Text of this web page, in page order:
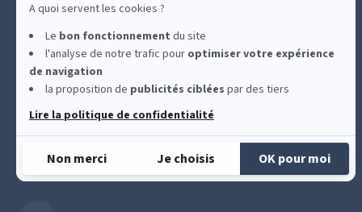
A quoi servent les cookies ?
Le bon fonctionnement du site
l'analyse de notre trafic pour optimiservotre expérience
de navigation
la proposition de publicités ciblées par des tiers
Lire la politique de confidentialité
Non merci Je choisis OK pour moi